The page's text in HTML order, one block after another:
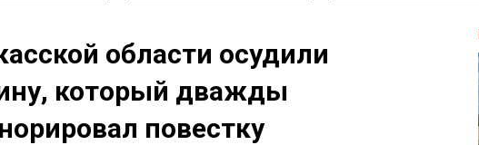
области осудили
который дважды
повестку